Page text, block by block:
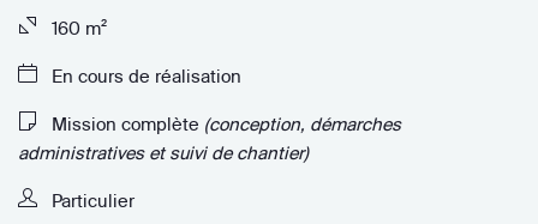
160 m²
En cours de réalisation
Mission complète (conception, démarches
administratives et suivi de chantier)
Particulier